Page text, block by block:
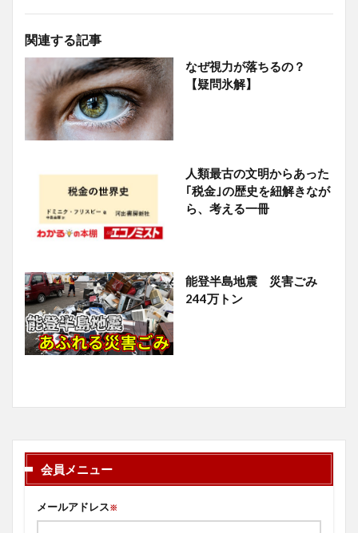
関連する記事
なぜ視力が落ちるの？
【疑問氷解】
人類最古の文明からあった
｢税金｣の歴史を紐解きなが
ら、考える一冊
能登半島地震 災害ごみ
244万トン
会員メニュー
メールアドレス※